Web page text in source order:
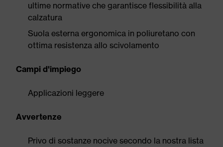
ultime normative che garantisce flessibilità alla
calzatura
Suola esterna ergonomica in poliuretano con
ottima resistenza allo scivolamento
Campi d'impiego
Applicazioni leggere
Avvertenze
Privo di sostanze nocive secondo la nostra lista